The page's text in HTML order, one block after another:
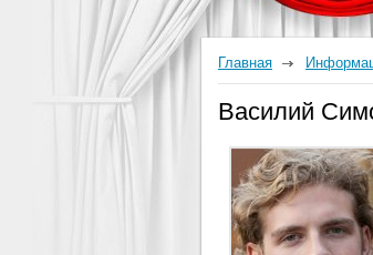
Главная
Василий